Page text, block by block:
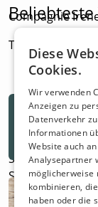
Compagnie
Tanz: Jessica
STRADO
Tanz:
Sveva
Simona
Domenico
Diese
Cookies.
Wir verwenden
Anzeigen zu
Datenverkehr
Informationen
Website auch
Analysepartner
möglicherweise
kombinieren,
haben oder die